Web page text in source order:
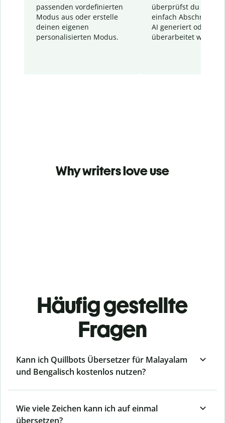
passenden vordefinierten
Modus aus oder erstelle
deinen eigenen
personalisierten Modus.
überprüfst du
einfach Abschnitte,
AI generiert oder
überarbeitet wurden.
Why writers love use
Häufig gestellte
Fragen
Kann ich Quillbots Übersetzer für Malayalam
und Bengalisch kostenlos nutzen?
Wie viele Zeichen kann ich auf einmal
übersetzen?